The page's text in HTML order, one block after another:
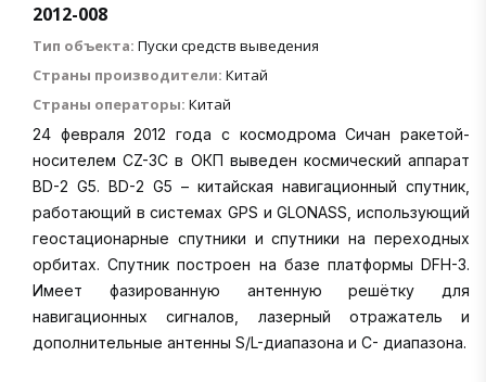
2012-008
Тип объекта: Пуски средств выведения
Страны производители: Китай
Страны операторы: Китай
24 февраля 2012 года с космодрома Сичан ракетой-
носителем CZ-3С в ОКП выведен космический аппарат
BD-2 G5. BD-2 G5 – китайская навигационный спутник,
работающий в системах GPS и GLONASS, использующий
геостационарные спутники и спутники на переходных
орбитах. Спутник построен на базе платформы DFH-3.
Имеет фазированную антенную решётку для
навигационных сигналов, лазерный отражатель и
дополнительные антенны S/L-диапазона и C- диапазона.